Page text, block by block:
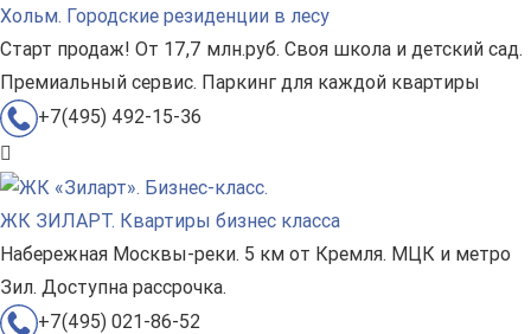
Хольм. Городские резиденции в лесу
Старт продаж! От 17,7 млн.руб. Своя школа и детский сад.
Премиальный сервис. Паркинг для каждой квартиры
+7(495) 492-15-36
ЖК ЗИЛАРТ. Квартиры бизнес класса
Набережная Москвы-реки. 5 км от Кремля. МЦК и метро
Зил. Доступна рассрочка.
+7(495) 021-86-52